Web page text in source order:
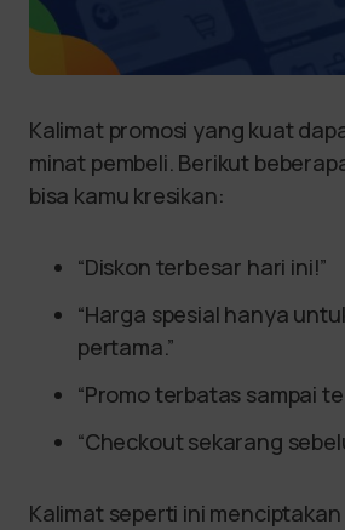
Kalimat promosi yang kuat
minat pembeli. Berikut
bisa kamu kresikan:
“Diskon terbesar hari ini!”
“Harga spesial hanya
pertama.”
“Promo terbatas sampai
“Checkout sekarang
Kalimat seperti ini